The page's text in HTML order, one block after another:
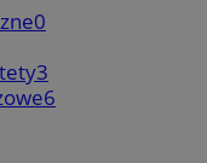
0
3
6